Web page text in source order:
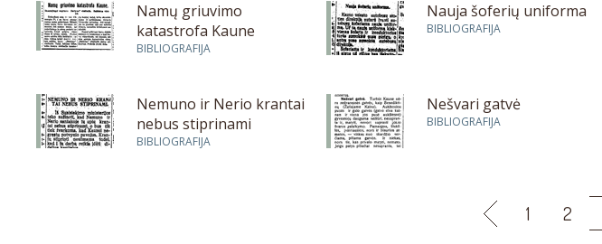
Namų griuvimo
katastrofa Kaune
BIBLIOGRAFIJA
Nauja šoferių uniforma
BIBLIOGRAFIJA
Nemuno ir Nerio krantai
nebus stiprinami
BIBLIOGRAFIJA
Nešvari gatvė
BIBLIOGRAFIJA
1 2